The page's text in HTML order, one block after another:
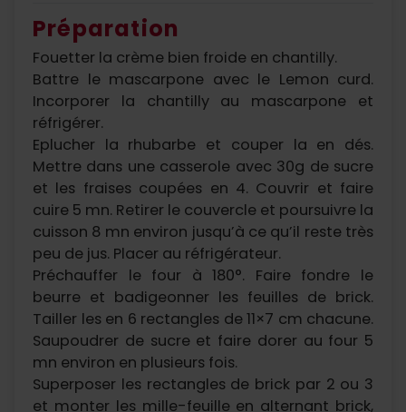
Préparation
Fouetter la crème bien froide en chantilly.
Battre le mascarpone avec le Lemon curd.
Incorporer la chantilly au mascarpone et
réfrigérer.
Eplucher la rhubarbe et couper la en dés.
Mettre dans une casserole avec 30g de sucre
et les fraises coupées en 4. Couvrir et faire
cuire 5 mn. Retirer le couvercle et poursuivre la
cuisson 8 mn environ jusqu’à ce qu’il reste très
peu de jus. Placer au réfrigérateur.
Préchauffer le four à 180°. Faire fondre le
beurre et badigeonner les feuilles de brick.
Tailler les en 6 rectangles de 11×7 cm chacune.
Saupoudrer de sucre et faire dorer au four 5
mn environ en plusieurs fois.
Superposer les rectangles de brick par 2 ou 3
et monter les mille-feuille en alternant brick,